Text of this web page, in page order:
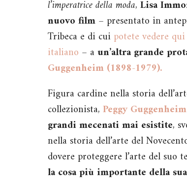
l’imperatrice della moda, Lisa
nuovo film – presentato in
Tribeca e di cuipotete vedere
italiano – aun’altra grande
Guggenheim (1898-1979).
Figura cardine nella storia
collezionista, Peggy Guggenheim
grandi mecenati mai esistite,
nella storia dell’arte del
dovere proteggere l’arte del suo
la cosa più importante della